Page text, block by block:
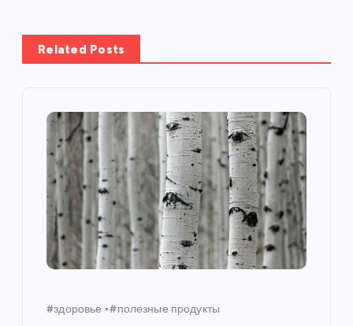
а
ц
Related Posts
#здоровье #полезные продукты